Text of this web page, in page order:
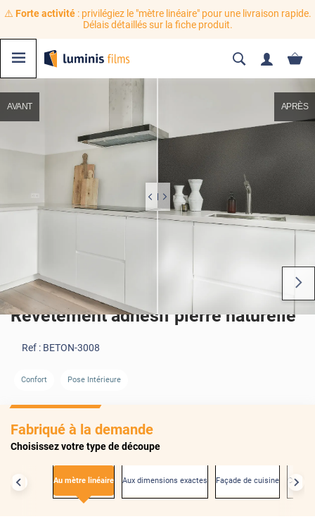
⚠️ Forte activité: privilégiez le "mètre linéaire" pour une livraison rapide.
Délais détaillés sur la fiche produit.
AVANT APRÈS
AVANT
Revêtement adhésif pierre naturelle
Ref : BETON-3008
Confort Pose Intérieure
Fabriqué à la demande
Choisissez votre type de découpe
Au mètre linéaire Aux dimensions exactes Façade de cuisine